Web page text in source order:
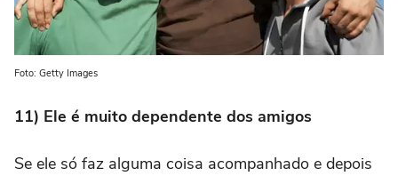
Foto: Getty Images
11) Ele é muito dependente dos amigos
Se ele só faz alguma coisa acompanhado e depois